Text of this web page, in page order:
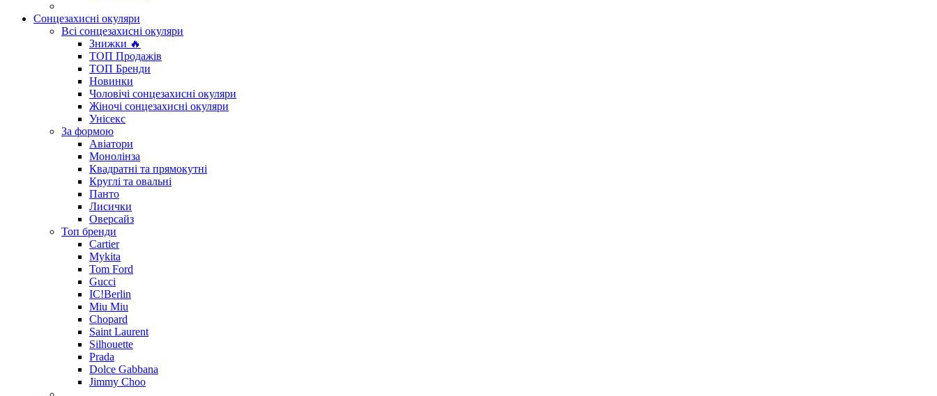
Сонцезахисні окуляри
Всі сонцезахисні окуляри
Знижки 🔥
ТОП Продажів
ТОП Бренди
Новинки
Чоловічі сонцезахисні окуляри
Жіночі сонцезахисні окуляри
Унісекс
За формою
Авіатори
Монолінза
Квадратні та прямокутні
Круглі та овальні
Панто
Лисички
Оверсайз
Топ бренди
Cartier
Mykita
Tom Ford
Gucci
IC!Berlin
Miu Miu
Chopard
Saint Laurent
Silhouette
Prada
Dolce Gabbana
Jimmy Choo